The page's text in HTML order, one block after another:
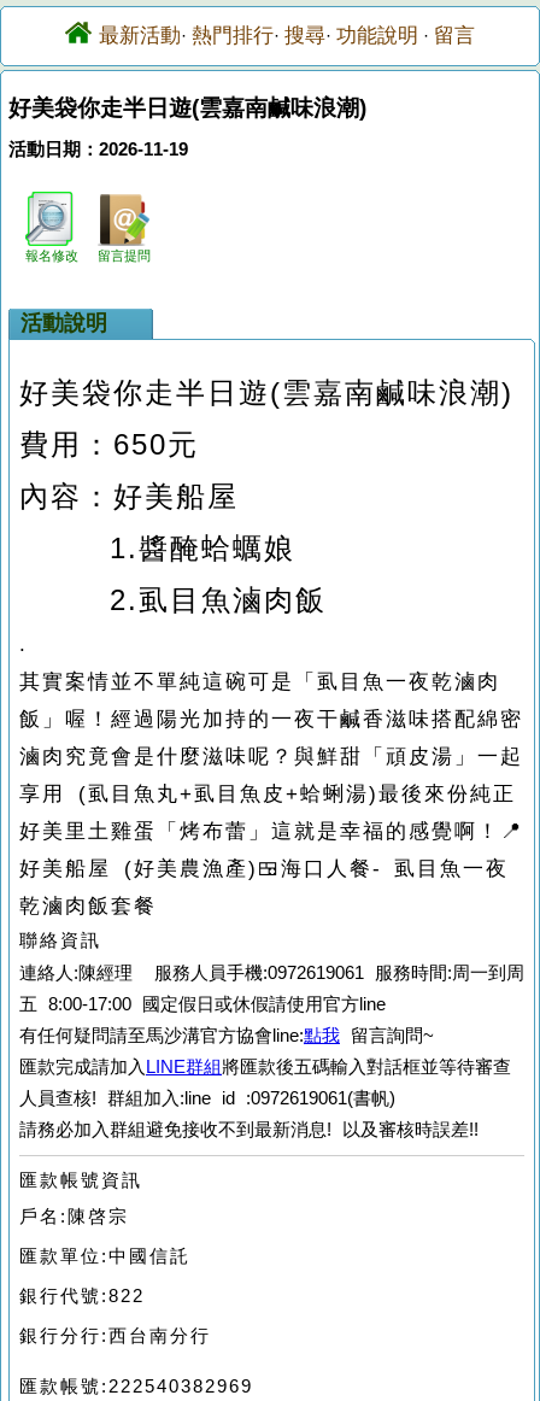
最新活動· 熱門排行· 搜尋· 功能說明 · 留言
好美袋你走半日遊(雲嘉南鹹味浪潮)
活動日期：2026-11-19
報名修改 留言提問
活動說明
好美袋你走半日遊(雲嘉南鹹味浪潮)
費用： 650元
內容：好美船屋
1.醬醃蛤蠣娘
2.虱目魚滷肉飯
.
其實案情並不單純這碗可是「虱目魚一夜乾滷肉
飯」喔！ 經過陽光加持的一夜干鹹香滋味搭配綿密
滷肉 究竟會是什麼滋味呢？ 與鮮甜「頑皮湯」一起
享用
(虱目魚丸+虱目魚皮+蛤蜊湯)最後來份純正
好美里土雞蛋「烤布蕾」 這就是幸福的感覺啊！ 📍
好美船屋
(好美農漁產) 🍱海口人餐-虱目魚一夜
乾滷肉飯套餐
聯絡資訊
連絡人:陳經理 服務人員手機:0972619061 服務時間:周一到周
五 8:00-17:00 國定假日或休假請使用官方line
有任何疑問請至馬沙溝官方協會line:點我 留言詢問~
匯款完成請加入 LINE群組將匯款後五碼輸入對話框並等待審查
人員查核! 群組加入:line id :0972619061(書帆)
請務必加入群組避免接收不到最新消息! 以及審核時誤差!!
匯款帳號資訊
戶名:陳啓宗
匯款單位:中國信託
銀行代號:822
銀行分行:西台南分行
匯款帳號:222540382969